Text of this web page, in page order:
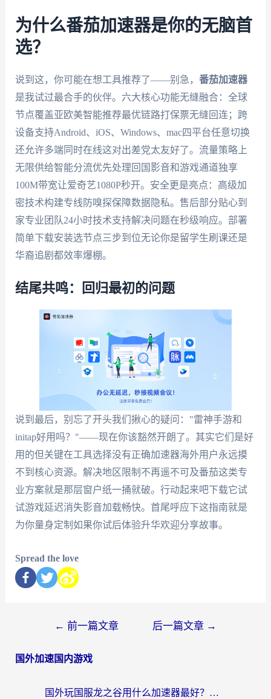
为什么番茄加速器是你的无脑首
选？
说到这，你可能在想工具推荐了——别急， 番茄加速器
是我试过最合手的伙伴。六大核心功能无缝融合：全球
节点覆盖亚欧美智能推荐最优链路打保票无缝回连；跨
设备支持Android、iOS、Windows、mac四平台任意切换
还允许多端同时在线这对出差党太友好了。流量策略上
无限供给智能分流优先处理回国影音和游戏通道独享
100M带宽让爱奇艺1080P秒开。安全更是亮点：高级加
密技术构建专线防嗅探保障数据隐私。售后部分贴心到
家专业团队24小时技术支持解决问题在秒级响应。部署
简单下载安装选节点三步到位无论你是留学生刷课还是
华裔追剧都效率爆棚。
结尾共鸣：回归最初的问题
说到最后，别忘了开头我们揪心的疑问："雷神手游和
initap好用吗？"——现在你该豁然开朗了。其实它们是好
用的但关键在工具选择没有正确加速器海外用户永远摸
不到核心资源。解决地区限制不再遥不可及番茄这类专
业方案就是那层窗户纸一捅就破。行动起来吧下载它试
试游戏延迟消失影音加载畅快。首尾呼应下这指南就是
为你量身定制如果你试后体验升华欢迎分享故事。
Spread the love
← 前一篇文章 后一篇文章 →
国外加速国内游戏
国外玩国服龙之谷用什么加速器最好？一份给海外游子的终极指南